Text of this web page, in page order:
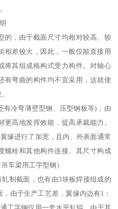
的，由于截面尺寸均相对较高、较
相差较大，因此，一般仅能直接用
将其组成格构式受力构件。对轴心
有弯曲的构件均不宜采用，这就使
有冷弯薄壁型钢、压型钢板等)，由
高地发挥效能，提高承裁能力。
缘进行了加宽，且内、外表面通常
螺栓和其他构件连接。其尺寸构成
车梁用工字型钢）
制截面，也有由3块板焊接组成的
由于生产工艺差，翼缘内边有1：